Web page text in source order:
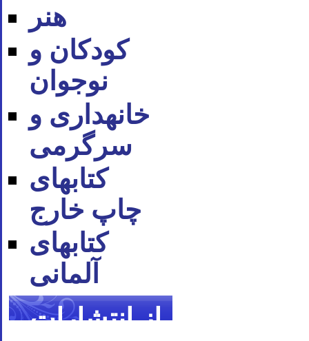
هنر
کودکان و
نوجوان
خانه‪داری و
سرگرمی
کتاب‪های
چاپ خارج
کتاب‪های
آلمانی
از انتشارات